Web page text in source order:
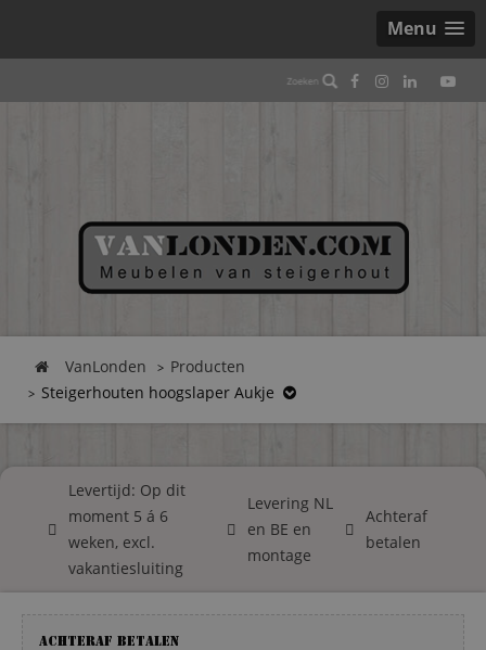
Menu
VanLonden
Producten
Steigerhouten hoogslaper Aukje
Levertijd: Op dit
moment 5 á 6
weken, excl.
vakantiesluiting
Levering NL
en BE en
montage
Achteraf
betalen
Achteraf betalen